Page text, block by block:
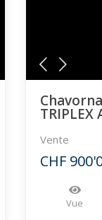
TRIPLEX
Vente
CHF
Vue